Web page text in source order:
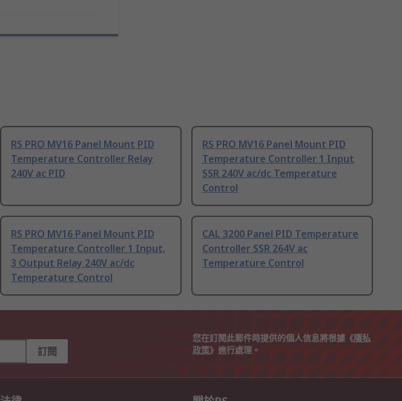
RS PRO MV16 Panel Mount PID
Temperature Controller Relay
240V ac PID
RS PRO MV16 Panel Mount PID
Temperature Controller 1 Input
SSR 240V ac/dc Temperature
Control
RS PRO MV16 Panel Mount PID
Temperature Controller 1 Input,
3 Output Relay 240V ac/dc
Temperature Control
CAL 3200 Panel PID Temperature
Controller SSR 264V ac
Temperature Control
訂閱
您在訂閱此郵件時提供的個人信息將根據《隱私
政策》進行處理。